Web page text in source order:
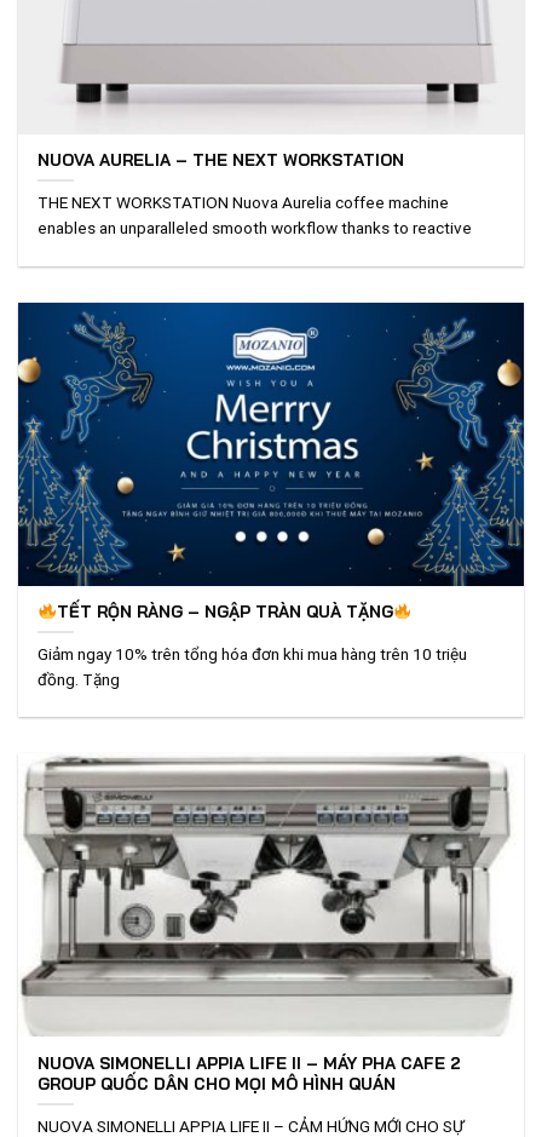
NUOVA AURELIA – THE NEXT WORKSTATION
THE NEXT WORKSTATION Nuova Aurelia coffee machine
enables an unparalleled smooth workflow thanks to reactive
TẾT RỘN RÀNG – NGẬP TRÀN QUÀ TẶNG
Giảm ngay 10% trên tổng hóa đơn khi mua hàng trên 10 triệu
đồng. Tặng
NUOVA SIMONELLI APPIA LIFE II – MÁY PHA CAFE 2
GROUP QUỐC DÂN CHO MỌI MÔ HÌNH QUÁN
NUOVA SIMONELLI APPIA LIFE II – CẢM HỨNG MỚI CHO SỰ